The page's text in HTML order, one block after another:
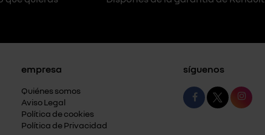
empresa
Quiénes somos
Aviso Legal
Política de cookies
Política de Privacidad
síguenos